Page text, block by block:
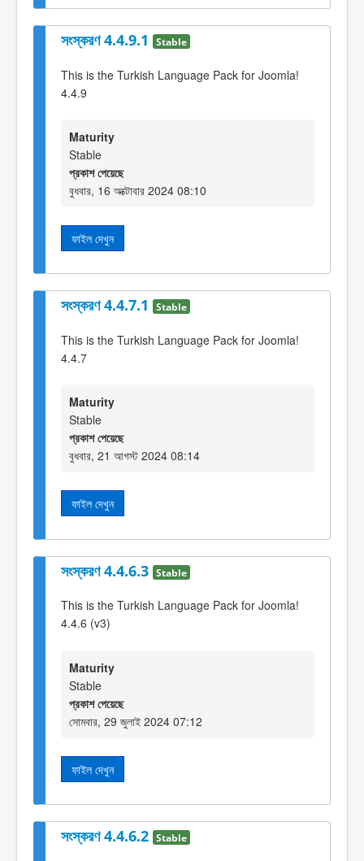
সংস্করণ 4.4.9.1 Stable
This is the Turkish Language Pack for Joomla!
4.4.9
Maturity
Stable
প্রকাশ পেয়েছে
বুধবার, 16 অক্টোবার 2024 08:10
ফাইল দেখুন
সংস্করণ 4.4.7.1 Stable
This is the Turkish Language Pack for Joomla!
4.4.7
Maturity
Stable
প্রকাশ পেয়েছে
বুধবার, 21 আগস্ট 2024 08:14
ফাইল দেখুন
সংস্করণ 4.4.6.3 Stable
This is the Turkish Language Pack for Joomla!
4.4.6 (v3)
Maturity
Stable
প্রকাশ পেয়েছে
সোমবার, 29 জুলাই 2024 07:12
ফাইল দেখুন
সংস্করণ 4.4.6.2 Stable